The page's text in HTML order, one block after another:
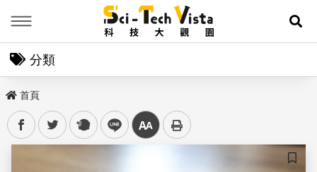
展
分類
首頁
facebooktwitter plurk line 中
儲存